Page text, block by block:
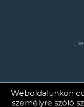
©
Weboldalunkon
személyre szóló